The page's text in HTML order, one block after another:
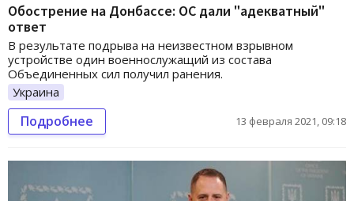
Обострение на Донбассе: ОС дали "адекватный"
ответ
В результате подрыва на неизвестном взрывном
устройстве один военнослужащий из состава
Объединенных сил получил ранения.
Украина
Подробнее 13 февраля 2021, 09:18